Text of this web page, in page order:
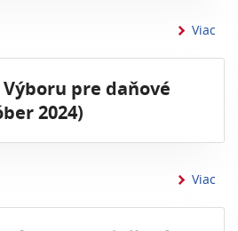
Viac
pre daňové
2024)
Viac